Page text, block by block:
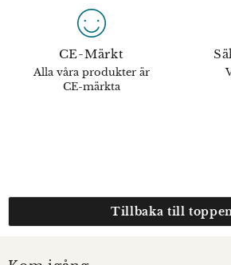
CE-Märkt
Alla våra produkter är
CE-märkta
Tillbaka till